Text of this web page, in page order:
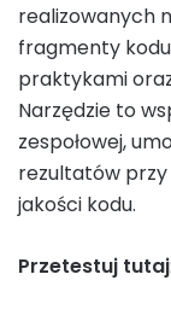
realizowanych
fragmenty
praktykami
Narzędzie to
zespołowej,
rezultatów przy
jakości kodu.
Przetestuj tutaj: